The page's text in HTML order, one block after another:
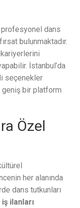
profesyonel dans
bulunmaktadır.
İstanbul’da
seçenekler
geniş bir platform
Özel
her alanında
dans tutkunları
iş ilanları